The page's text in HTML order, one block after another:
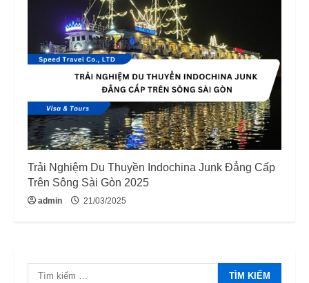
Trải Nghiệm Du Thuyền Indochina Junk Đẳng Cấp
Trên Sông Sài Gòn 2025
admin 21/03/2025
Tìm